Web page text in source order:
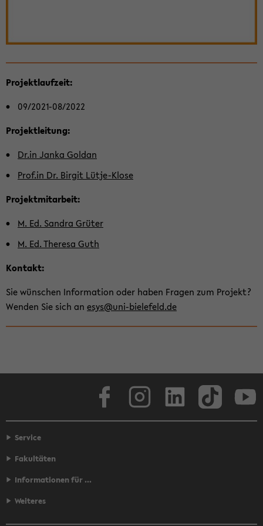
Pro­jekt­lauf­zeit:
09/2021-​08/2022
Pro­jekt­lei­tung:
Dr.in Janka Gol­dan
Prof.in Dr. Bir­git Lütje-​Klose
Pro­jekt­mit­ar­beit:
M. Ed. San­dra Grü­ter
M. Ed. The­re­sa Guth
Kon­takt:
Sie wün­schen In­for­ma­ti­on oder haben Fra­gen zum Pro­jekt?
Wen­den Sie sich an esys@uni-​bielefeld.de
Face­book
Service
Fakultäten
Informationen für ...
Weiteres